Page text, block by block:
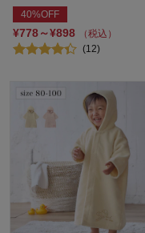
40%OFF
¥778～¥898
（税込）
(12)